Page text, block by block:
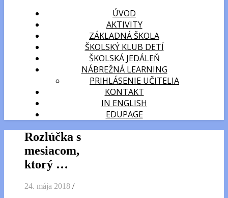
ÚVOD
AKTIVITY
ZÁKLADNÁ ŠKOLA
ŠKOLSKÝ KLUB DETÍ
ŠKOLSKÁ JEDÁLEŇ
NÁBREŽNÁ LEARNING
PRIHLÁSENIE UČITELIA
KONTAKT
IN ENGLISH
EDUPAGE
Rozlúčka s
mesiacom,
ktorý …
24. mája 2018 /